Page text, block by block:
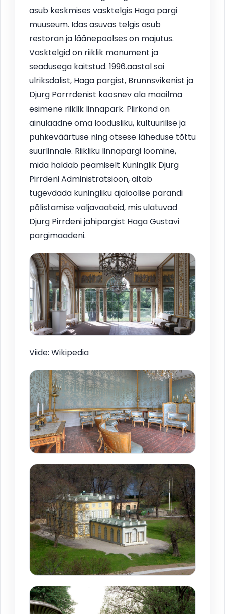
asub keskmises vasktelgis Haga pargi
muuseum. Idas asuvas telgis asub
restoran ja läänepoolses on majutus.
Vasktelgid on riiklik monument ja
seadusega kaitstud. 1996.aastal sai
ulriksdalist, Haga pargist, Brunnsvikenist ja
Djurg Porrrdenist koosnev ala maailma
esimene riiklik linnapark. Piirkond on
ainulaadne oma loodusliku, kultuurilise ja
puhkeväärtuse ning otsese läheduse tõttu
suurlinnale. Riikliku linnapargi loomine,
mida haldab peamiselt Kuninglik Djurg
Pirrdeni Administratsioon, aitab
tugevdada kuningliku ajaloolise pärandi
põlistamise väljavaateid, mis ulatuvad
Djurg Pirrdeni jahipargist Haga Gustavi
pargimaadeni.
Viide: Wikipedia